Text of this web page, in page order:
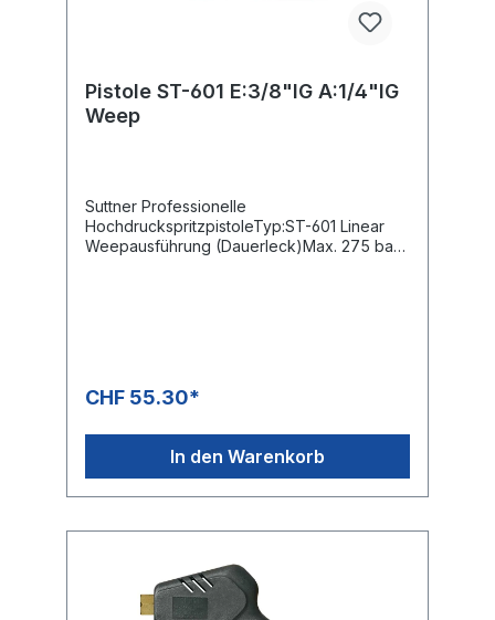
Pistole ST-601 E:3/8"IG A:1/4"IG
Weep
Suttner Professionelle
HochdruckspritzpistoleTyp:ST-601 Linear
Weepausführung (Dauerleck)Max. 275 bar /
CHF 55.30*
In den Warenkorb